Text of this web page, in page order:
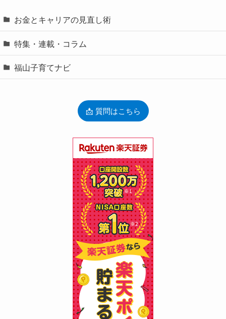
お金とキャリアの見直し術
特集・連載・コラム
福山子育てナビ
📩 質問はこちら